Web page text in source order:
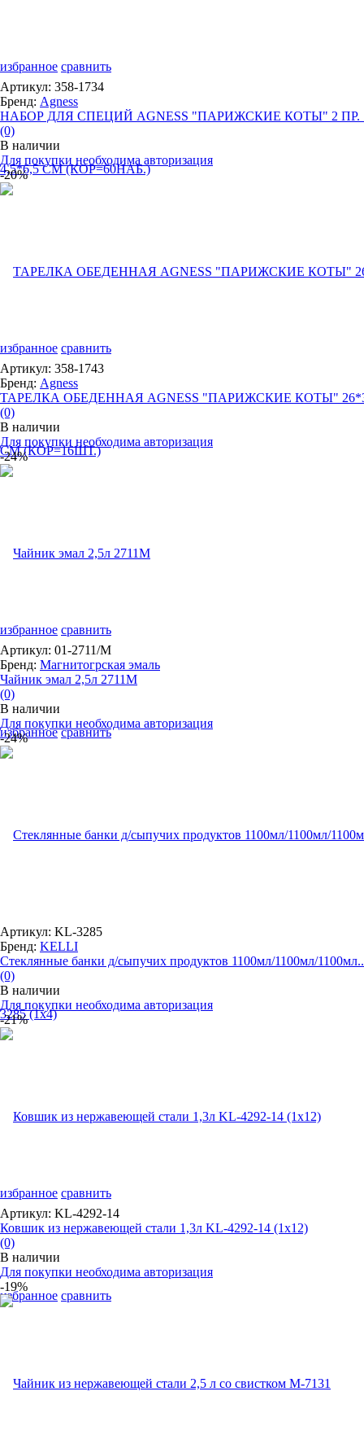
избранное сравнить
избранное сравнить
Артикул: 358-1734
Бренд: Agness
НАБОР ДЛЯ СПЕЦИЙ AGNESS "ПАРИЖСКИЕ КОТЫ" 2 ПР.
(0)
В наличии
Для покупки необходима авторизация
-20%
избранное сравнить
Артикул: 358-1743
Бренд: Agness
ТАРЕЛКА ОБЕДЕННАЯ AGNESS "ПАРИЖСКИЕ КОТЫ"
(0)
В наличии
Для покупки необходима авторизация
-24%
избранное сравнить
Артикул: 01-2711/М
Бренд: Магнитогрская эмаль
Чайник эмал 2,5л 2711М
(0)
В наличии
Для покупки необходима авторизация
-24%
избранное сравнить
Артикул: KL-3285
Бренд: KELLI
Cтеклянные банки д/сыпучих продуктов 1100мл/1100мл/
(0)
В наличии
Для покупки необходима авторизация
-21%
избранное сравнить
Артикул: KL-4292-14
Ковшик из нержавеющей стали 1,3л KL-4292-14 (1х12)
(0)
В наличии
Для покупки необходима авторизация
-19%